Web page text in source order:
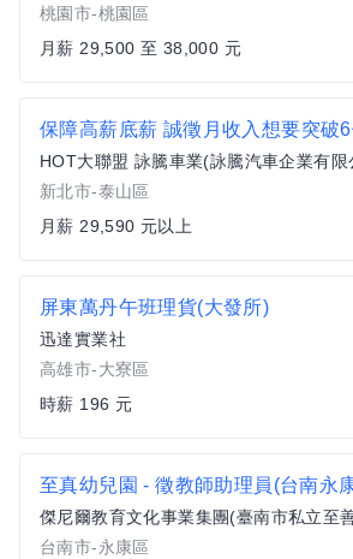
桃園市-桃園區
月薪 29,500 至 38,000 元
保障高薪底薪 誠徵月收入想要突破
HOT大聯盟 詠騰車業(詠騰汽車企業有限
新北市-泰山區
月薪 29,590 元以上
屏東萬丹午班理貨(大發所)
迅達實業社
高雄市-大寮區
時薪 196 元
至真幼兒園 - 徵教師助理員(台南永
傑尼爾教育文化事業集團(臺南市私立至
台南市-永康區